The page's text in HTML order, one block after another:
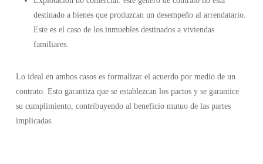
destinado a bienes que produzcan un desempeño al arrendatario.
Este es el caso de los inmuebles destinados a viviendas
familiares.
Lo ideal en ambos casos es formalizar el acuerdo por medio de un
contrato. Esto garantiza que se establezcan los pactos y se garantice
su cumplimiento, contribuyendo al beneficio mutuo de las partes
implicadas.